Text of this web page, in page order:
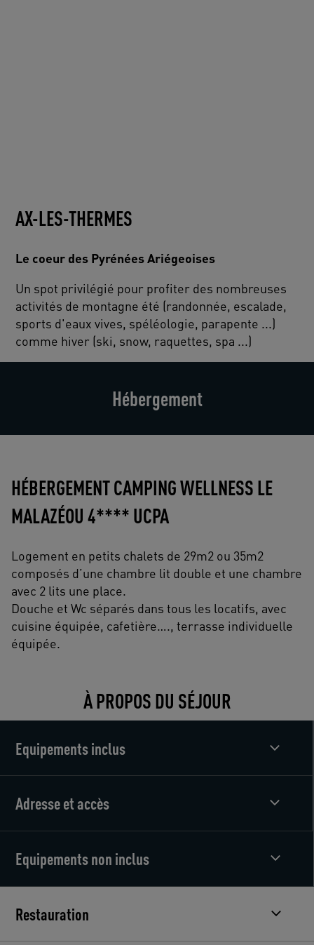
AX-LES-THERMES
Le coeur des Pyrénées Ariégeoises
Un spot privilégié pour profiter des nombreuses
activités de montagne été (randonnée, escalade,
sports d'eaux vives, spéléologie, parapente ...)
comme hiver (ski, snow, raquettes, spa ...)
Hébergement
HÉBERGEMENT CAMPING WELLNESS LE
MALAZÉOU 4**** UCPA
Logement en petits chalets de 29m2 ou 35m2
composés d’une chambre lit double et une chambre
avec 2 lits une place.
Douche et Wc séparés dans tous les locatifs, avec
cuisine équipée, cafetière…., terrasse individuelle
équipée.
À PROPOS DU SÉJOUR
Equipements inclus
Adresse et accès
Equipements non inclus
Restauration